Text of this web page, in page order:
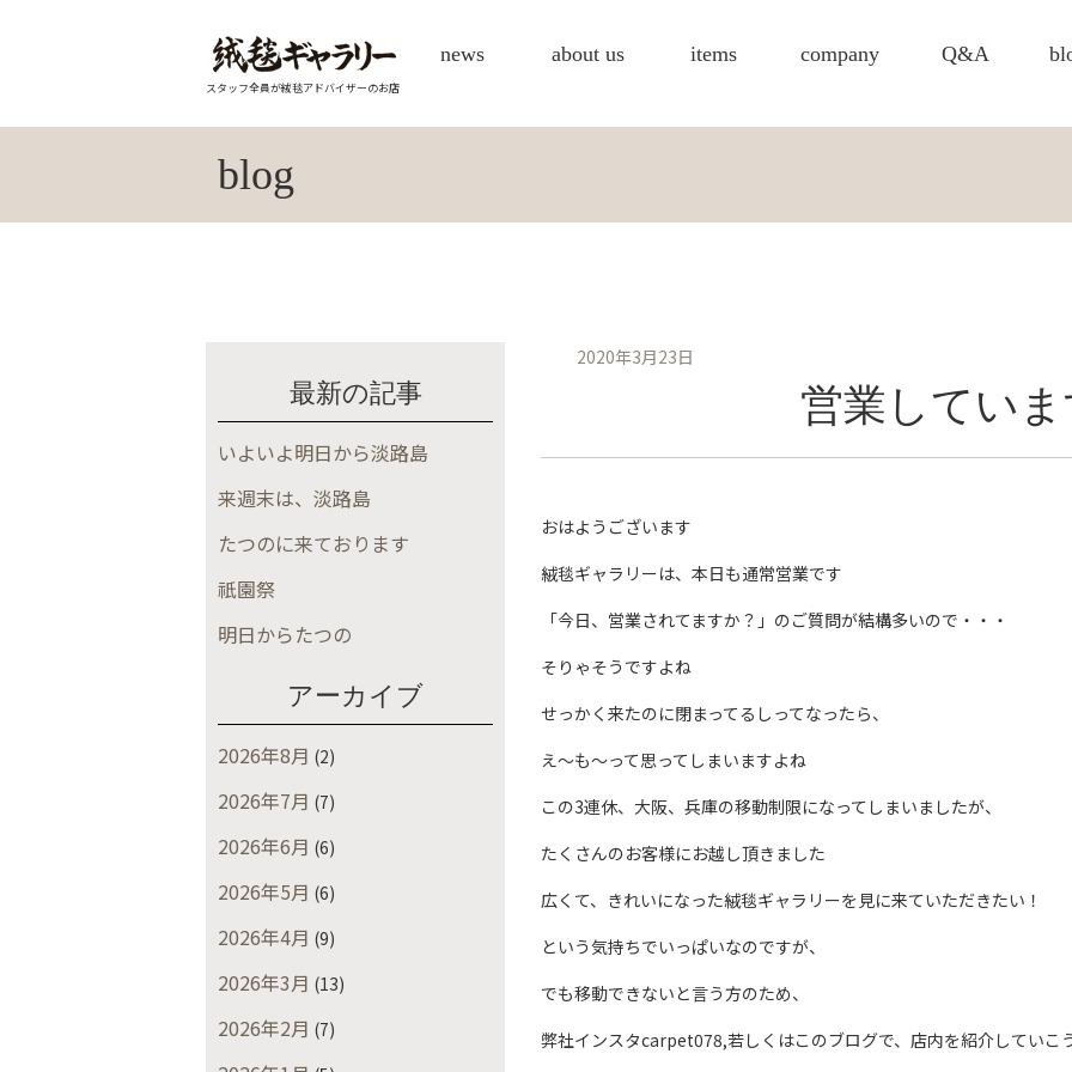
スタッフ全員が絨毯アドバイザーのお店
news about us items company Q&A
blog
最新の記事
いよいよ明日から淡路島
来週末は、淡路島
たつのに来ております
祇園祭
明日からたつの
アーカイブ
2026年8月 (2)
2026年7月 (7)
2026年6月 (6)
2026年5月 (6)
2026年4月 (9)
2026年3月 (13)
2026年2月 (7)
2020年3月23日
営業していま
おはようございます
絨毯ギャラリーは、本日も通常営業です
「今日、営業されてますか？」のご質問が結構多いので・・・
そりゃそうですよね
せっかく来たのに閉まってるしってなったら、
え～も～って思ってしまいますよね
この3連休、大阪、兵庫の移動制限になってしまいましたが、
たくさんのお客様にお越し頂きました
広くて、きれいになった絨毯ギャラリーを見に来ていただきたい！
という気持ちでいっぱいなのですが、
でも移動できないと言う方のため、
弊社インスタcarpet078,若しくはこのブログで、店内を紹介していこ